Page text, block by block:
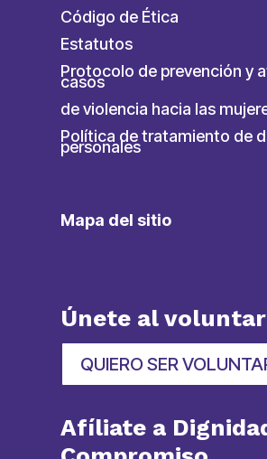
Código de Ética
Estatutos
Protocolo de prevención y
casos
de violencia hacia las
Política de tratamiento de
personales
Mapa del sitio
Únete al
QUIERO SER
Afíliate a